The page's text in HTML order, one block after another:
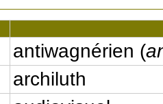
antiwagnérien (
archiluth